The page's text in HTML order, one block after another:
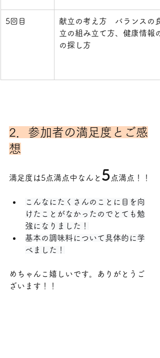
5回目
献立の考え方　バランスの
立の組み立て方、健康情報
の探し方
2．参加者の満足度とご感
想
満足度は5点満点中なんと 5 点満点！！
こんなにたくさんのことに目を向
けたことがなかったのでとても勉
強になりました！
基本の調味料について具体的に学
べました！
めちゃんこ嬉しいです。ありがとうご
ざいます！！